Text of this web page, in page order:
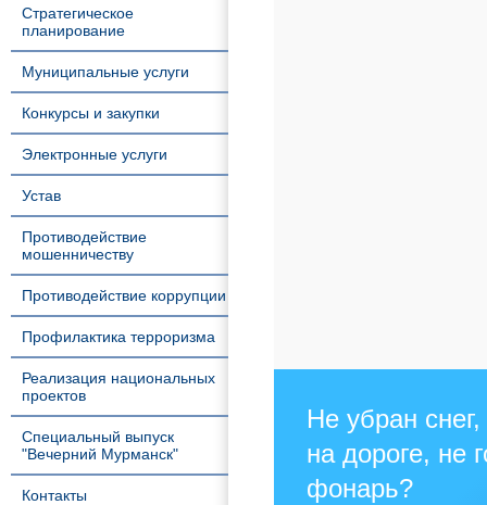
Стратегическое
планирование
Муниципальные услуги
Конкурсы и закупки
Электронные услуги
Устав
Противодействие
мошенничеству
Противодействие коррупции
Профилактика терроризма
Реализация национальных
проектов
Специальный выпуск
"Вечерний Мурманск"
Контакты
Не убран
на дороге, не
фонарь?